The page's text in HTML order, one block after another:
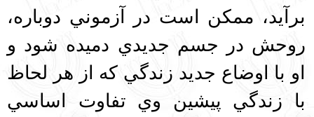
برآيد، ممكن است در آزموني دوباره،
روحش در جسم جديدي دميده شود و
او با اوضاع جديد زندگي كه از هر لحاظ
با زندگي پيشين وي تفاوت اساسي